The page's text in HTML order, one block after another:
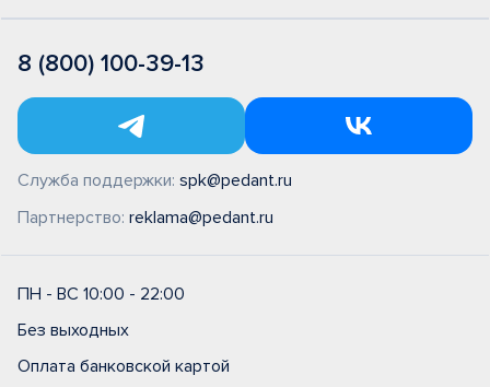
8 (800) 100-39-13
Служба поддержки: spk@pedant.ru
Партнерство: reklama@pedant.ru
ПН - ВС 10:00 - 22:00
Без выходных
Оплата банковской картой